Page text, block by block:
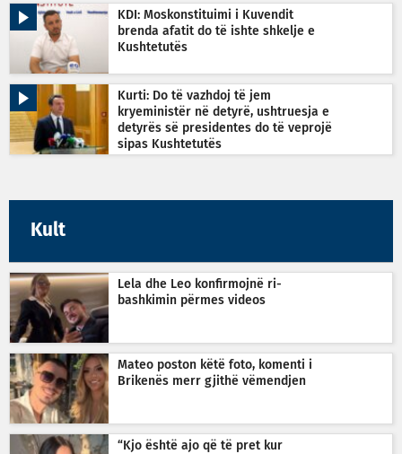
KDI: Moskonstituimi i Kuvendit
brenda afatit do të ishte shkelje e
Kushtetutës
Kurti: Do të vazhdoj të jem
kryeministër në detyrë, ushtruesja e
detyrës së presidentes do të veprojë
sipas Kushtetutës
Kult
Lela dhe Leo konfirmojnë ri-
bashkimin përmes videos
Mateo poston këtë foto, komenti i
Brikenës merr gjithë vëmendjen
“Kjo është ajo që të pret kur